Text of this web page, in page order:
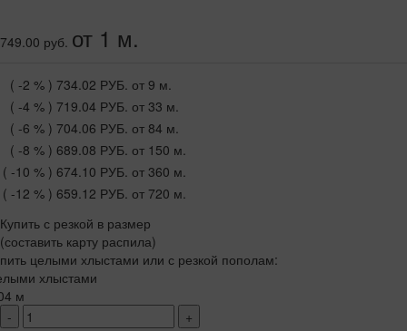
749.00 руб. от 1 м.
( -2 % ) 734.02 РУБ. от 9 м.
( -4 % ) 719.04 РУБ. от 33 м.
( -6 % ) 704.06 РУБ. от 84 м.
( -8 % ) 689.08 РУБ. от 150 м.
( -10 % ) 674.10 РУБ. от 360 м.
( -12 % ) 659.12 РУБ. от 720 м.
Купить с резкой в размер
(составить карту распила)
целыми хлыстами или с резкой пополам:
хлыстами
м
-
+